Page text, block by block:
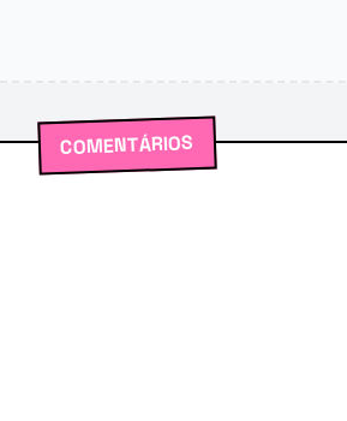
COMENTÁRIOS